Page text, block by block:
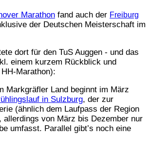
Marathon fand auch der Freiburg
der Deutschen Meisterschaft im
dort für den TuS Auggen - und das
einem kurzem Rückblick und
Marathon):
Markgräfler Land beginnt im März
in Sulzburg, der zur
(ähnlich dem Laufpass der Region
allerdings von März bis Dezember nur
umfasst. Parallel gibt’s noch eine